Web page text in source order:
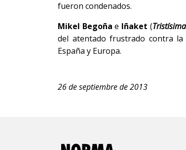
fueron condenados.
Mikel Begoña e Iñaket (
del atentado frustrado contra
España y Europa.
26 de septiembre de 2013